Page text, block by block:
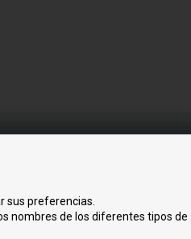
sus preferencias.
nombres de los diferentes tipos de
K